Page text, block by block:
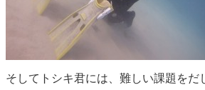
そしてトシキ君には、難しい課題をだ